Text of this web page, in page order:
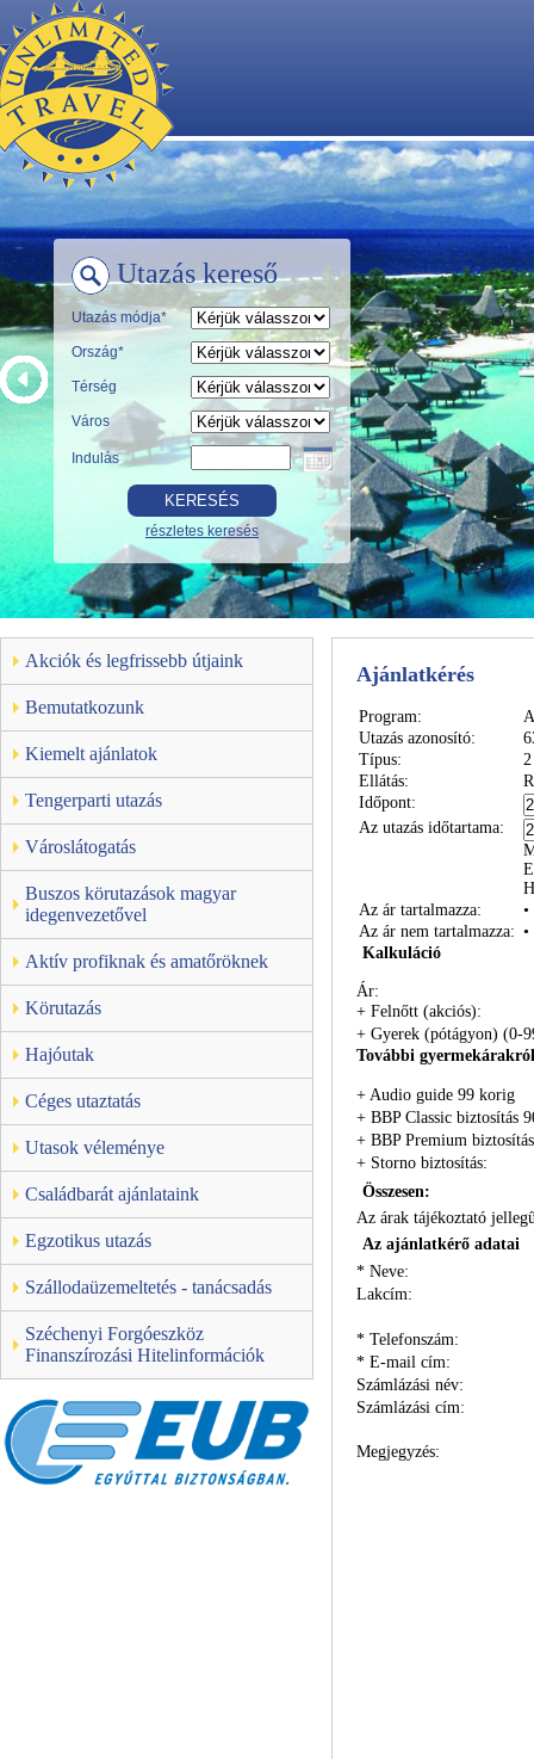
Utazás kereső
Utazás módja*
Ország*
Térség
Város
Indulás
részletes keresés
Akciók és legfrissebb útjaink
Bemutatkozunk
Kiemelt ajánlatok
Tengerparti utazás
Városlátogatás
Buszos körutazások magyar
idegenvezetővel
Aktív profiknak és amatőröknek
Körutazás
Hajóutak
Céges utaztatás
Utasok véleménye
Családbarát ajánlataink
Egzotikus utazás
Szállodaüzemeltetés - tanácsadás
Széchenyi Forgóeszköz
Finanszírozási Hitelinformációk
Ajánlatkérés
Program:
Utazás azonosító:
Típus:
Ellátás:
Időpont:
Az utazás időtartama:
Az ár tartalmazza:
•
Az ár nem tartalmazza:
Kalkuláció
Ár:
+ Felnőtt (akciós):
+ Gyerek (pótágyon) (0-
További
+ Audio guide 99 korig
+ BBP Classic biztosítás
+ BBP Premium
+ Storno biztosítás:
Összesen:
Az árak tájékoztató
Az ajánlatkérő adatai
* Neve:
Lakcím:
* Telefonszám:
* E-mail cím:
Számlázási név:
Számlázási cím:
Megjegyzés: